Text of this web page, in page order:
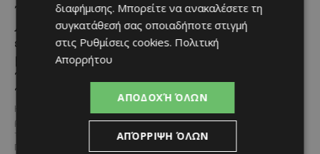
Το 10ο Φεστιβάλ
Αγροτικού Πολιτισμού
επιστρέφει στον Πρωταρά
με μουσική,
παραδοσιακές γεύσεις και
πλούσιο πρόγραμμα
Η κυπριακή παράδοση δίνει ξανά
ραντεβού στον Πρωταρά, καθώς
το 10ο Φεστιβάλ Αγροτικού
Πολιτισμού θα πραγματοποιηθεί
Διεθνώς αναγνωρισμένα
κρασιά στην κορυφαία
σχέση ποιότητας-τιμής
εταιρείας συνδυάζει εξαιρετική
ποικιλία, διεθνείς διακρίσεις
διαφήμισης. Μπορείτε να ανακαλέσετε τη
συγκατάθεσή σας οποιαδήποτε στιγμή
στις Ρυθμίσεις cookies. Πολιτική
Απορρήτου
ΑΠΟΔΟΧΉ ΌΛΩΝ
ΑΠΌΡΡΙΨΗ ΌΛΩΝ